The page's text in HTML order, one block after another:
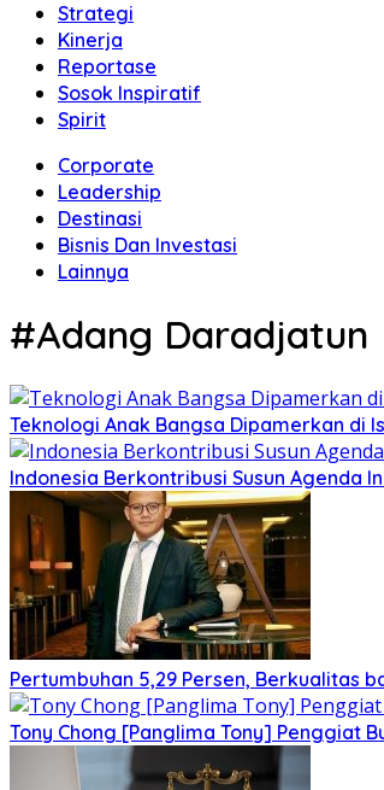
Strategi
Kinerja
Reportase
Sosok Inspiratif
Spirit
Corporate
Leadership
Destinasi
Bisnis Dan Investasi
Lainnya
#Adang Daradjatun
Teknologi Anak Bangsa Dipamerkan di
Indonesia Berkontribusi Susun Agenda
Pertumbuhan 5,29 Persen, Berkualitas
Tony Chong [Panglima Tony] Penggiat